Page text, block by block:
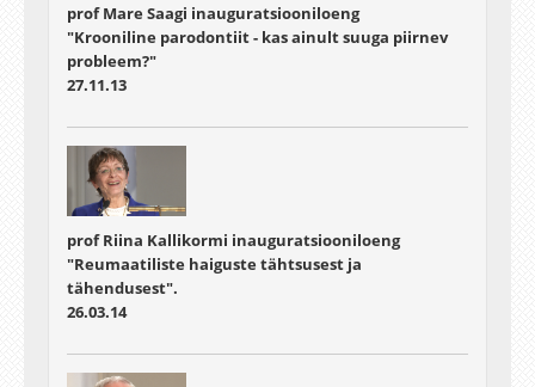
prof Mare Saagi inauguratsiooniloeng
"Krooniline parodontiit - kas ainult suuga piirnev
probleem?"
27.11.13
prof Riina Kallikormi inauguratsiooniloeng
"Reumaatiliste haiguste tähtsusest ja
tähendusest".
26.03.14